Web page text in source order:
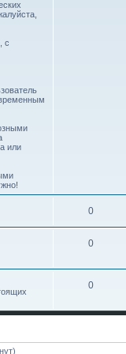
с
или
0
0
0